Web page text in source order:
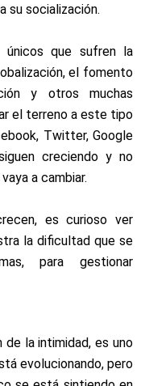
su socialización.
que sufren la
el fomento
y otros muchas
el terreno a este tipo
Twitter, Google
creciendo y no
a cambiar.
es curioso ver
la dificultad que se
para gestionar
la intimidad, es uno
evolucionando, pero